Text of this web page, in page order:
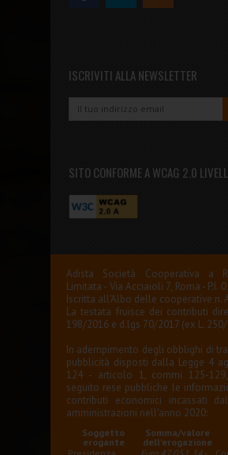
ISCRIVITI ALLA NEWSLETTER
SITO CONFORME A WCAG 2.0
Adista Società Cooperativa a
Limitata - Via Acciaioli 7, Roma - P.I.
Iscritta all'Albo delle cooperative n.
La testata fruisce dei contributi
198/2016 e d.lgs 70/2017 (ex L.
In adempimento degli obblighi di
pubblicità disposti dalla Legge 4
124 - articolo 1, commi 125-
seguito rese pubbliche le
contributi economici incassati
amministrazioni nell'anno 2020:
Soggetto
erogante
Somma/valore
dell'erogazione